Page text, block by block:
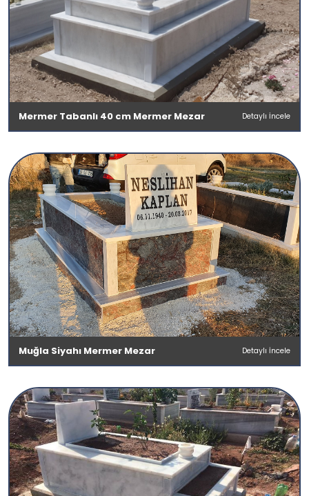
Mermer Tabanlı 40 cm Mermer Mezar Detaylı İncele
Muğla Siyahı Mermer Mezar Detaylı İncele